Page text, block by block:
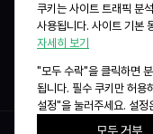
Agentic AI를 위한
이준범 28:07
쿠키는 사이트 트래픽 분
사용됩니다. 사이트 기본
자세히 보기
"모두 수락"을 클릭하면
됩니다. 필수 쿠키만 허용
설정"을 눌러주세요. 설정
모두 거부